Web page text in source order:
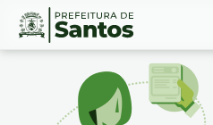
Ir
Conteúdo